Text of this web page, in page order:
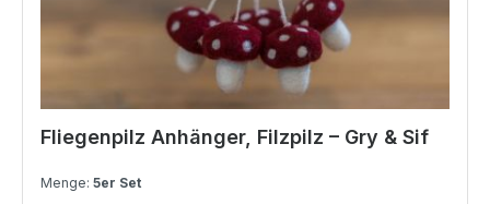
Fliegenpilz Anhänger, Filzpilz – Gry & Sif
Menge: 5er Set